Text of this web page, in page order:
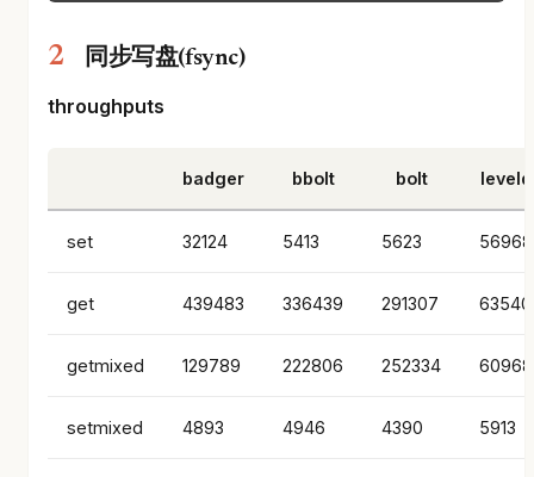
同步写盘(fsync)
throughputs
badger bbolt bolt
set 32124 5413 5623 56968
get 439483 336439 291307
getmixed 129789 222806 252334
setmixed 4893 4946 4390 5913